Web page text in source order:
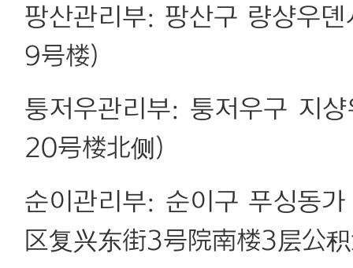
팡산관리부: 팡산구 량샹우
9号楼)
퉁저우관리부: 퉁저우구 지
20号楼北侧)
순이관리부: 순이구 푸싱동
区复兴东街3号院南楼3层公